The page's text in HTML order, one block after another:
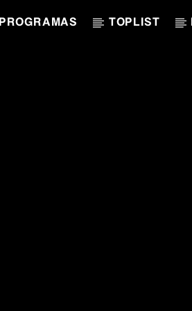
PROGRAMAS TOPLIST